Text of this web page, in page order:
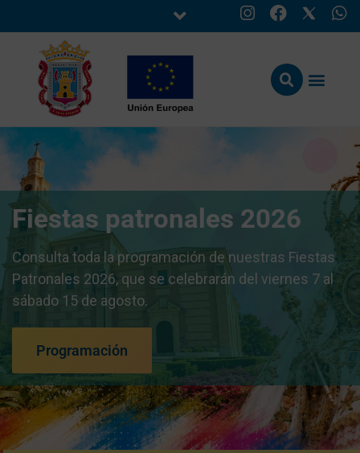
Fiestas patronales 2026
Consulta toda la programación de nuestras Fiestas
Patronales 2026, que se celebrarán del viernes 7 al
sábado 15 de agosto.
Programación